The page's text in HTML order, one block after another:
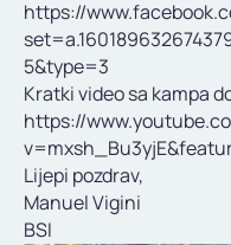
https://
5&type=3
Kratki video sa kampa
https://
Lijepi pozdrav,
Manuel Vigini
BSI